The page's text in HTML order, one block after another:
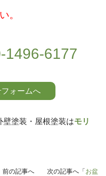
。
1496-6177
ォームへ
壁塗装・屋根塗装はモリ
前の記事へ 次の記事へ「 お盆